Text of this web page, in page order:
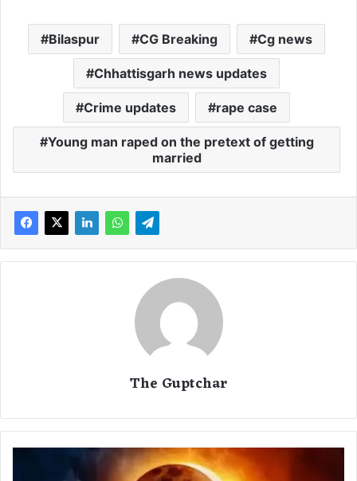
Bilaspur CG Breaking Cg news
Chhattisgarh news updates
Crime updates rape case
Young man raped on the pretext of getting
married
The Guptchar